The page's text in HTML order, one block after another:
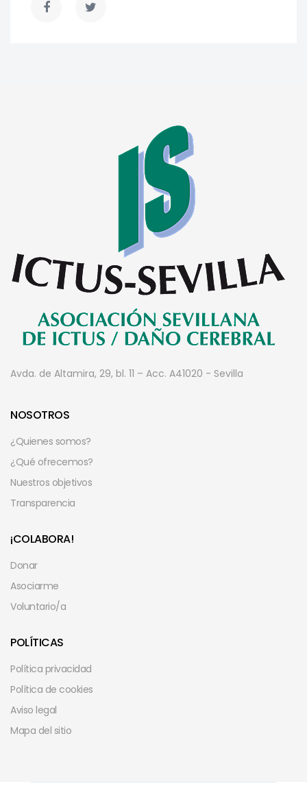
Avda. de Altamira, 29, bl. 11 – Acc. A41020 - Sevilla
NOSOTROS
¿Quienes somos?
¿Qué ofrecemos?
Nuestros objetivos
Transparencia
¡COLABORA!
Donar
Asociarme
Voluntario/a
POLÍTICAS
Política privacidad
Política de cookies
Aviso legal
Mapa del sitio